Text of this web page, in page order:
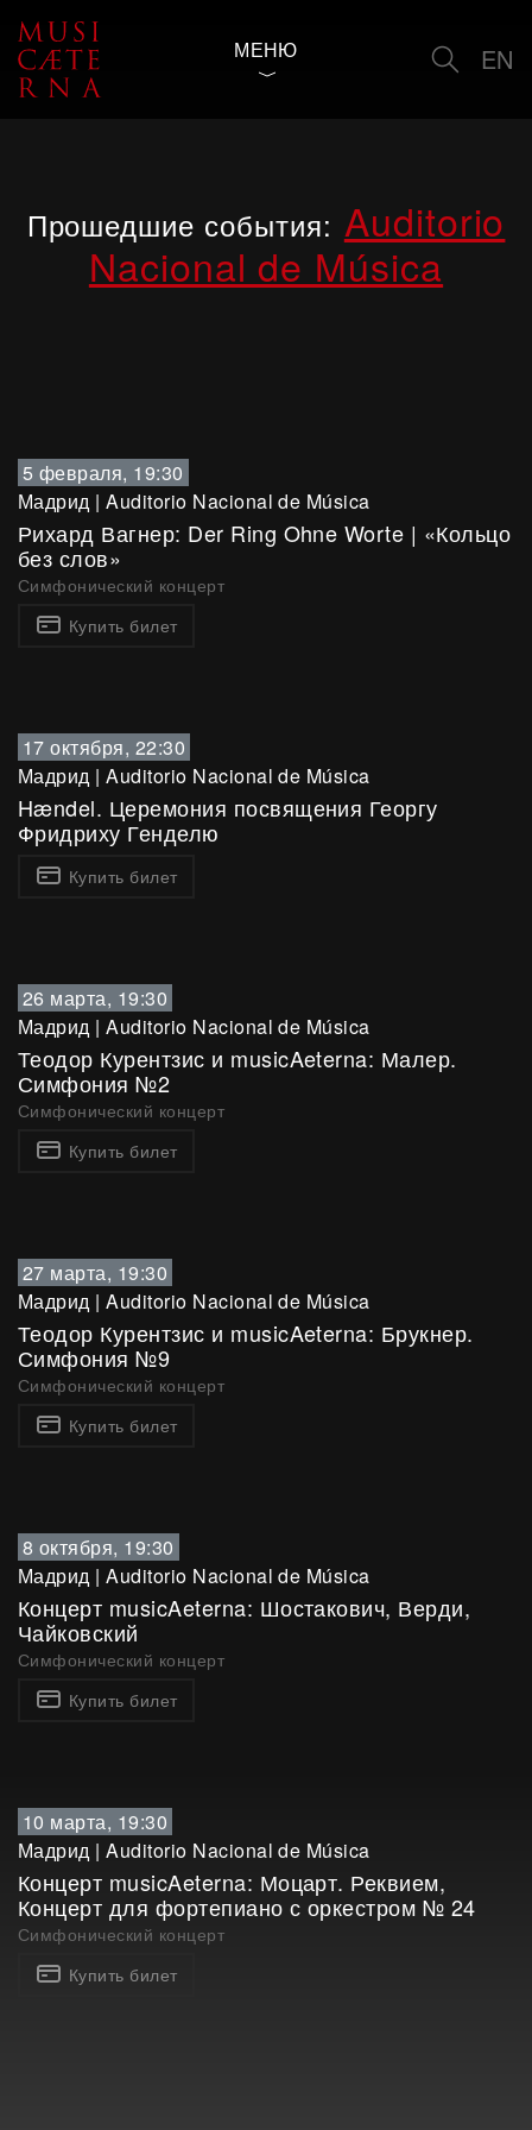
МЕНЮ EN
Прошедшие события: Auditorio
Nacional de Música
5 февраля, 19:30
Мадрид |Auditorio Nacional de Música
Рихард Вагнер: Der Ring Ohne Worte | «Кольцо
без слов»
Симфонический концерт
Купить билет
17 октября, 22:30
Мадрид |Auditorio Nacional de Música
Hændel. Церемония посвящения Георгу
Фридриху Генделю
Купить билет
26 марта, 19:30
Мадрид |Auditorio Nacional de Música
Теодор Курентзис и musicAeterna: Малер.
Симфония №2
Симфонический концерт
Купить билет
27 марта, 19:30
Мадрид |Auditorio Nacional de Música
Теодор Курентзис и musicAeterna: Брукнер.
Симфония №9
Симфонический концерт
Купить билет
8 октября, 19:30
Мадрид |Auditorio Nacional de Música
Концерт musicAeterna: Шостакович, Верди,
Чайковский
Симфонический концерт
Купить билет
10 марта, 19:30
Мадрид |Auditorio Nacional de Música
Концерт musicAeterna: Моцарт. Реквием,
Концерт для фортепиано с оркестром № 24
Симфонический концерт
Купить билет